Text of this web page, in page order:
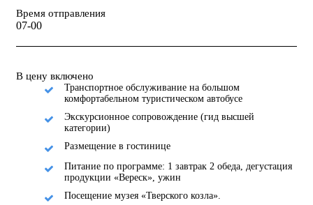
Время отправления
07-00
В цену включено
Транспортное обслуживание на большом
комфортабельном туристическом автобусе
Экскурсионное сопровождение (гид высшей
категории)
Размещение в гостинице
Питание по программе: 1 завтрак 2 обеда, дегустация
продукции «Вереск», ужин
Посещение музея «Тверского козла».